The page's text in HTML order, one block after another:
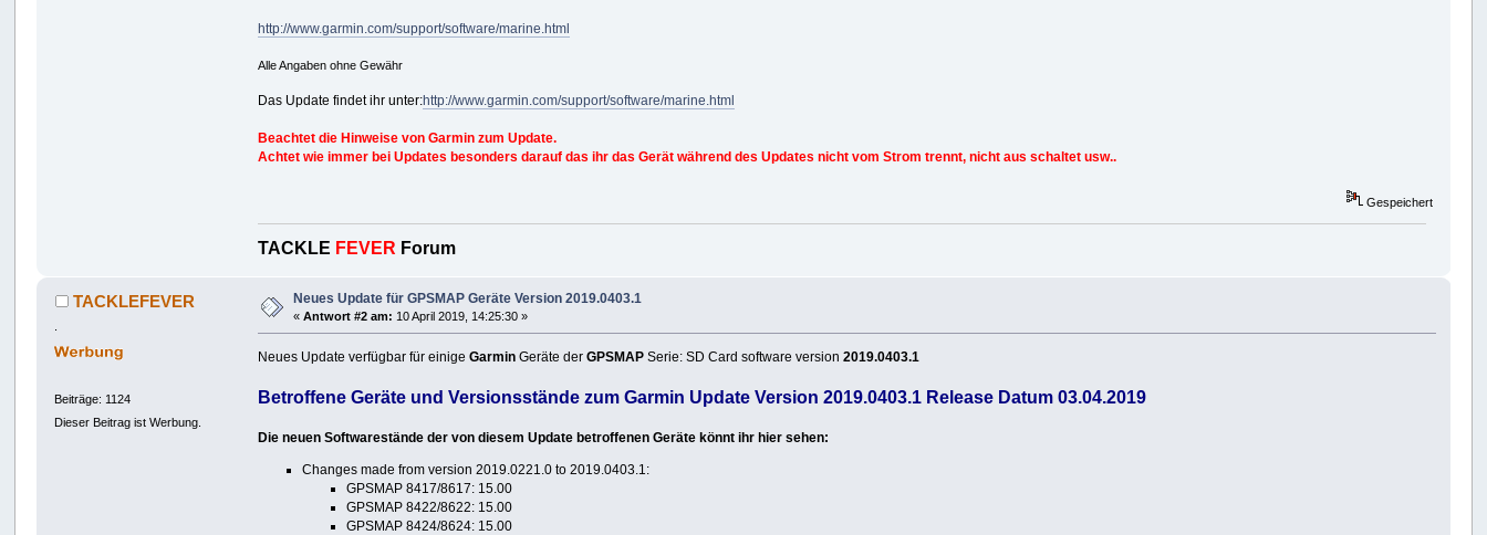
http://www.garmin.com/support/software/marine.html
Alle Angaben ohne Gewähr
Das Update findet ihr unter:http://www.garmin.com/support/software/marine.html
Beachtet die Hinweise von Garmin zum Update.
Achtet wie immer bei Updates besonders darauf das ihr das Gerät während des Updates nicht vom Strom trennt, nicht aus schaltet usw..
Gespeichert
TACKLE FEVER Forum
TACKLEFEVER
Beiträge: 1124
Dieser Beitrag ist Werbung.
Neues Update für GPSMAP Geräte Version 2019.0403.1
«Antwort #2 am: 10 April 2019, 14:25:30 »
Neues Update verfügbar für einigeGarmin Geräte derGPSMAPSerie: SD Card software version2019.0403.1
Betroffene Geräte und Versionsstände zum Garmin Update Version 2019.0403.1 Release Datum 03.04.2019
Die neuen Softwarestände der von diesem Update betroffenen Geräte könnt ihr hier sehen:
Changes made from version 2019.0221.0 to 2019.0403.1:
GPSMAP 8417/8617: 15.00
GPSMAP 8422/8622: 15.00
GPSMAP 8424/8624: 15.00